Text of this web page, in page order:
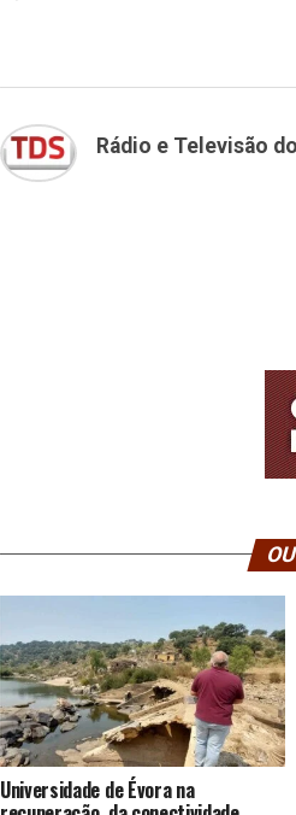
Rádio e Televisão
Universidade de Évora na